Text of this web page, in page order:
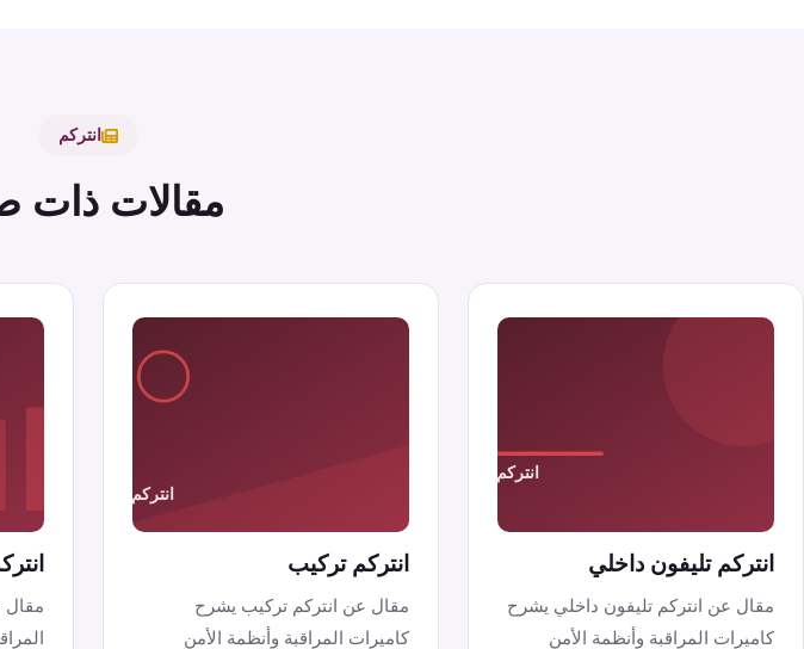
انتركم
مقالات ذات
انتركم تليفون داخلي
مقال عن انتركم تليفون داخلي يشرح
كاميرات المراقبة وأنظمة الأمن
انتركم تركيب
مقال عن انتركم تركيب يشرح
كاميرات المراقبة وأنظمة الأمن
مقال